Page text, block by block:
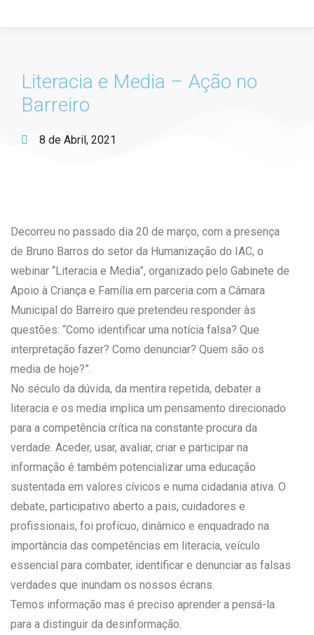
Literacia e Media – Ação no
Barreiro
8 de Abril, 2021
Decorreu no passado dia 20 de março, com a presença
de Bruno Barros do setor da Humanização do IAC, o
webinar “Literacia e Media”, organizado pelo Gabinete de
Apoio à Criança e Família em parceria com a Câmara
Municipal do Barreiro que pretendeu responder às
questões: “Como identificar uma notícia falsa? Que
interpretação fazer? Como denunciar? Quem são os
media de hoje?”.
No século da dúvida, da mentira repetida, debater a
literacia e os media implica um pensamento direcionado
para a competência crítica na constante procura da
verdade. Aceder, usar, avaliar, criar e participar na
informação é também potencializar uma educação
sustentada em valores cívicos e numa cidadania ativa. O
debate, participativo aberto a pais, cuidadores e
profissionais, foi profícuo, dinâmico e enquadrado na
importância das competências em literacia, veículo
essencial para combater, identificar e denunciar as falsas
verdades que inundam os nossos écrans.
Temos informação mas é preciso aprender a pensá-la
para a distinguir da desinformação.